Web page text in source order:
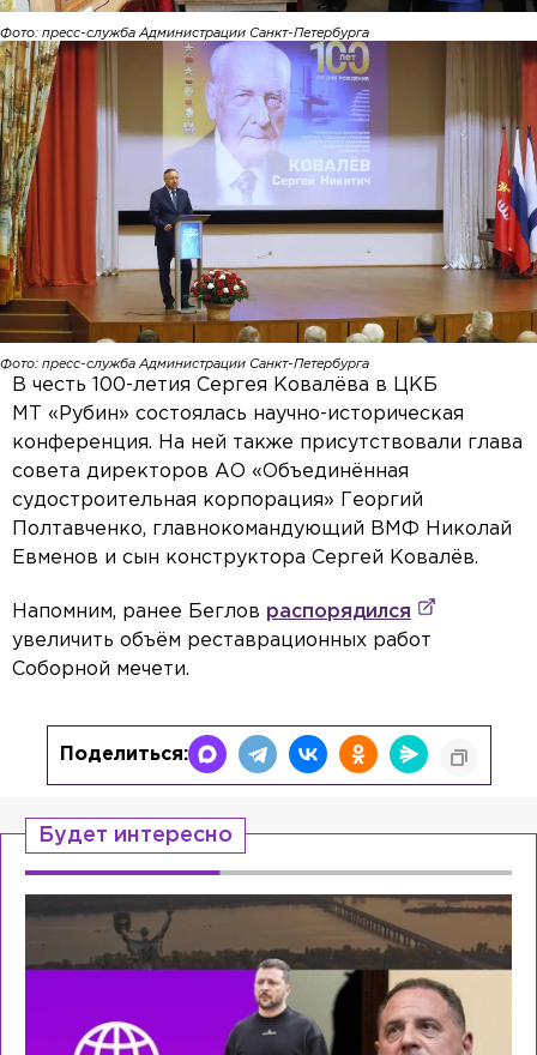
Фото: пресс-служба Администрации Санкт-Петербурга
Фото: пресс-служба Администрации Санкт-Петербурга
В честь 100-летия Сергея Ковалёва в ЦКБ
МТ «Рубин» состоялась научно-историческая
конференция. На ней также присутствовали глава
совета директоров АО «Объединённая
судостроительная корпорация» Георгий
Полтавченко, главнокомандующий ВМФ Николай
Евменов и сын конструктора Сергей Ковалёв.
Напомним, ранее Беглов распорядился
увеличить объём реставрационных работ
Соборной мечети.
Поделиться:
Будет интересно